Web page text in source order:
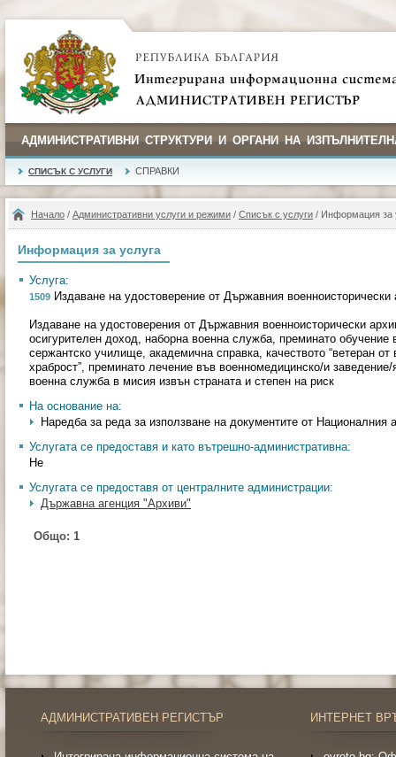
АДМИНИСТРАТИВНИ СТРУКТУРИ И ОРГАНИ НА
СПИСЪК С УСЛУГИ СПРАВКИ
Начало / Административни услуги и режими / Списък с услуги / Информация за
Информация за услуга
Услуга:
1509 Издаване на удостоверение от Държавния военноисторически
Издаване на удостоверения от Държавния военноисторически
осигурителен доход, наборна военна служба, преминато
сержантско училище, академична справка, качеството “ветеран от
храброст”, преминато лечение във военномедицинско/и
военна служба в мисия извън страната и степен на риск
На основание на:
Наредба за реда за използване на документите от
Услугата се предоставя и като вътрешно-административна:
Не
Услугата се предоставя от централните администрации:
Държавна агенция "Архиви"
Общо: 1
АДМИНИСТРАТИВЕН РЕГИСТЪР ИНТЕРНЕТ